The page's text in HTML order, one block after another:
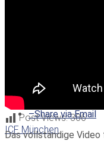
Post Views: 306
ICF München
Share on Twitter
–Share on
–Share via Email
Das vollständige